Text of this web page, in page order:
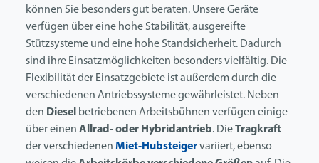
können Sie besonders gut beraten. Unsere Geräte
verfügen über eine hohe Stabilität, ausgereifte
Stützsysteme und eine hohe Standsicherheit. Dadurch
sind ihre Einsatzmöglichkeiten besonders vielfältig. Die
Flexibilität der Einsatzgebiete ist außerdem durch die
verschiedenen Antriebssysteme gewährleistet. Neben
den Diesel betriebenen Arbeitsbühnen verfügen einige
über einen Allrad- oder Hybridantrieb. DieTragkraft
der verschiedenen Miet-Hubsteigervariiert, ebenso